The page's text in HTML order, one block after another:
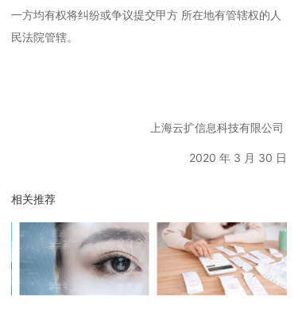
一方均有权将纠纷或争议提交甲方 所在地有管辖权的人
民法院管辖。
上海云扩信息科技有限公司
2020 年 3 月 30 日
相关推荐